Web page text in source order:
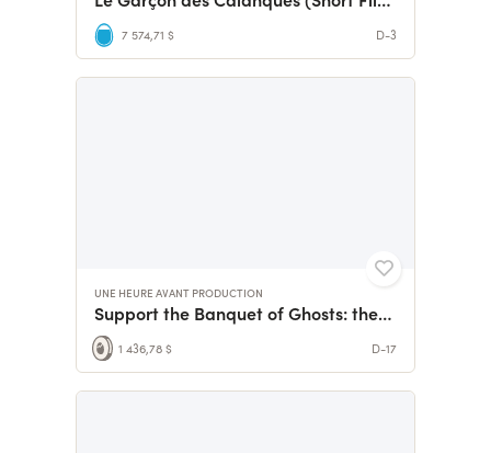
7 574,71 $ D-3
UNE HEURE AVANT PRODUCTION
Support the Banquet of Ghosts: they're waiting for you!
1 436,78 $ D-17